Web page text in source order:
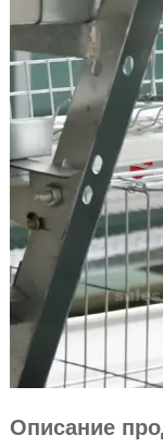
Описание